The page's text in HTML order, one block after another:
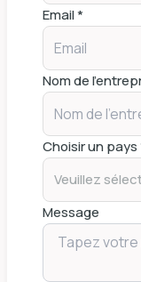
Email *
Nom de
Choisir un pays
Veuillez
Message